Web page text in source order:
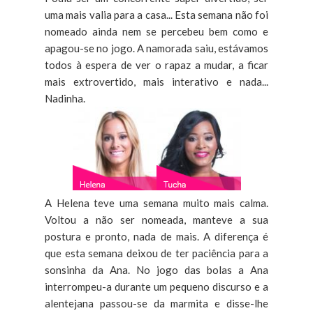
uma mais valia para a casa... Esta semana não foi
nomeado ainda nem se percebeu bem como e
apagou-se no jogo. A namorada saiu, estávamos
todos à espera de ver o rapaz a mudar, a ficar
mais extrovertido, mais interativo e nada...
Nadinha.
A Helena teve uma semana muito mais calma.
Voltou a não ser nomeada, manteve a sua
postura e pronto, nada de mais. A diferença é
que esta semana deixou de ter paciência para a
sonsinha da Ana. No jogo das bolas a Ana
interrompeu-a durante um pequeno discurso e a
alentejana passou-se da marmita e disse-lhe